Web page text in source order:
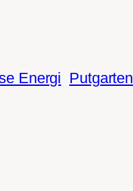
Energi Putgarten